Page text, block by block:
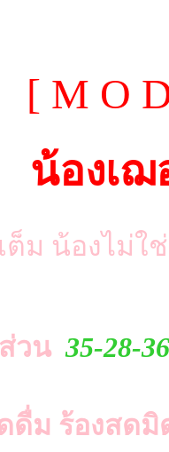
[ M O
น้องเ
ม น้องไม่ใ
วน35-28-36
ดื่ม ร้องสด